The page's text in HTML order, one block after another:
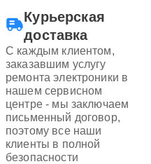
Курьерская
доставка
С каждым клиентом,
заказавшим услугу
ремонта электроники в
нашем сервисном
центре - мы заключаем
письменный договор,
поэтому все наши
клиенты в полной
безопасности